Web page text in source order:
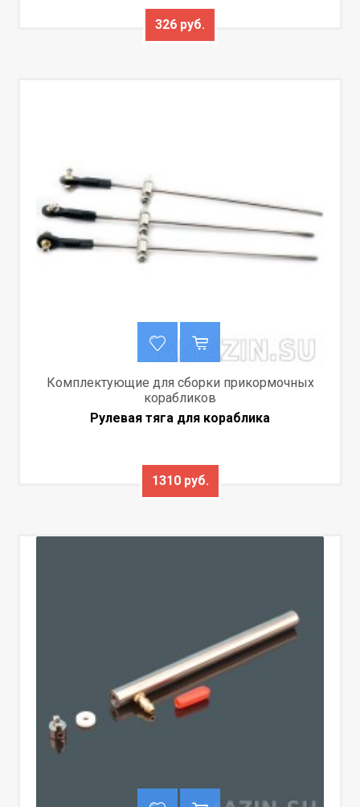
326 руб.
Комплектующие для сборки прикормочных
корабликов
Рулевая тяга для кораблика
1310 руб.